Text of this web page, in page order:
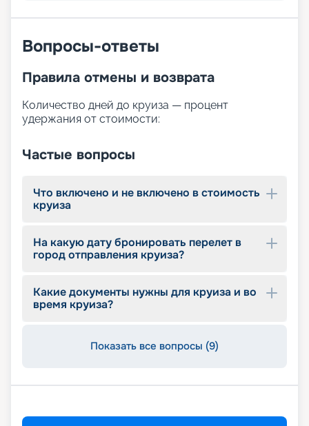
Погрузитесь в мир приключений с Adventure of
the Seas и создайте незабываемые
Вопросы-ответы
Правила отмены и возврата
Количество дней до круиза — процент
удержания от стоимости:
Частые вопросы
Что включено и не включено в стоимость
круиза
На какую дату бронировать перелет в
город отправления круиза?
Какие документы нужны для круиза и во
время круиза?
Показать все вопросы (9)